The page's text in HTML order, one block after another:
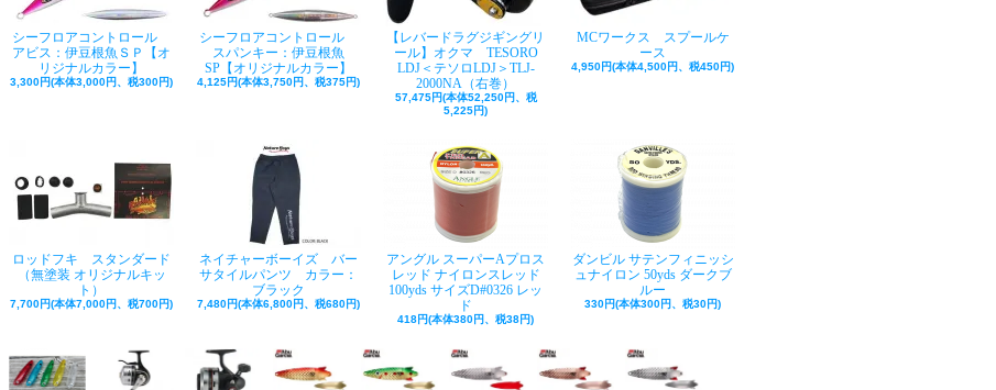
シーフロアコントロール
アビス：伊豆根魚ＳＰ【オ
リジナルカラー】
3,300円(本体3,000円、税300円)
シーフロアコントロール
スパンキー：伊豆根魚
SP【オリジナルカラー】
4,125円(本体3,750円、税375円)
【レバードラグジギングリ
ール】オクマ TESORO
LDJ＜テソロLDJ＞TLJ-
2000NA（右巻）
57,475円(本体52,250円、税
5,225円)
MCワークス スプールケ
ース
4,950円(本体4,500円、税450円)
ロッドフキ スタンダード
（無塗装 オリジナルキッ
ト）
7,700円(本体7,000円、税700円)
ネイチャーボーイズ バー
サタイルパンツ カラー：
ブラック
7,480円(本体6,800円、税680円)
アングル スーパーAプロス
レッド ナイロンスレッド
100yds サイズD#0326 レッ
ド
418円(本体380円、税38円)
ダンビル サテンフィニッシ
ュナイロン 50yds ダークブ
ルー
330円(本体300円、税30円)